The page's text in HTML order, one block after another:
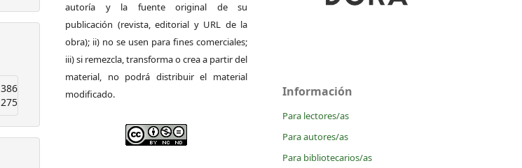
386
275
autoría y la fuente original de su
publicación (revista, editorial y URL de la
obra); ii) no se usen para fines comerciales;
iii) si remezcla, transforma o crea a partir del
material, no podrá distribuir el material
modificado.
Información
Para lectores/as
Para autores/as
Para bibliotecarios/as